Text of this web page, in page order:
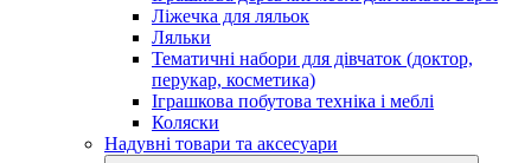
Ліжечка для ляльок
Ляльки
Тематичні набори для дівчаток (доктор,
перукар, косметика)
Іграшкова побутова техніка і меблі
Коляски
Надувні товари та аксесуари